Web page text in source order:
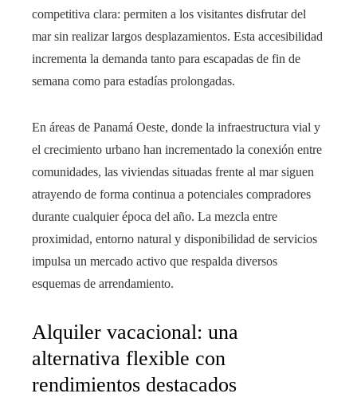
competitiva clara: permiten a los visitantes disfrutar del
mar sin realizar largos desplazamientos. Esta accesibilidad
incrementa la demanda tanto para escapadas de fin de
semana como para estadías prolongadas.
En áreas de Panamá Oeste, donde la infraestructura vial y
el crecimiento urbano han incrementado la conexión entre
comunidades, las viviendas situadas frente al mar siguen
atrayendo de forma continua a potenciales compradores
durante cualquier época del año. La mezcla entre
proximidad, entorno natural y disponibilidad de servicios
impulsa un mercado activo que respalda diversos
esquemas de arrendamiento.
Alquiler vacacional: una
alternativa flexible con
rendimientos destacados